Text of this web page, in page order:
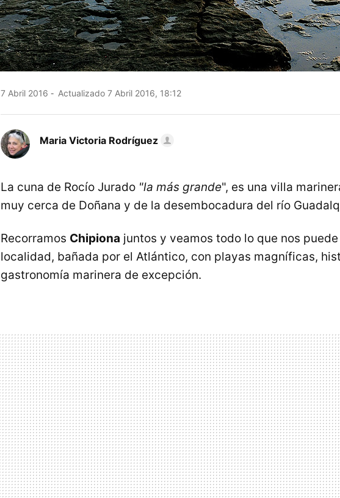
7 Abril 2016 Actualizado 7 Abril 2016, 18:12
Maria Victoria Rodríguez
La cuna de Rocío Jurado "la más grande", es una villa
muy cerca de Doñana y de la desembocadura del río
Recorramos Chipiona juntos y veamos todo lo que nos
localidad, bañada por el Atlántico, con playas magníficas,
gastronomía marinera de excepción.